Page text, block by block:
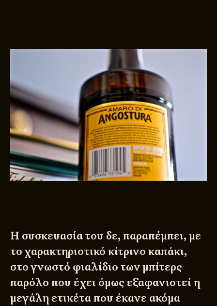
Η συσκευασία του δε, παραπέμπει, με
το χαρακτηριστικό κίτρινο καπάκι,
στο γνωστό φιαλίδιο των μπίτερς
παρόλο που έχει όμως εξαφανιστεί η
μεγάλη ετικέτα που έκανε ακόμα